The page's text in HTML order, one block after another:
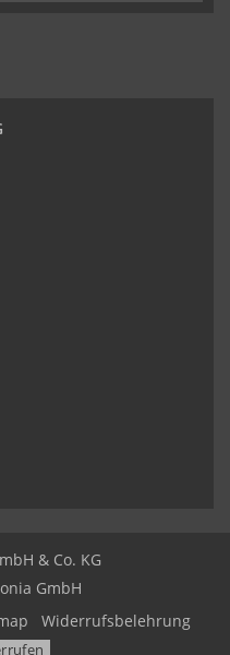
& Co. KG
GmbH
Widerrufsbelehrung